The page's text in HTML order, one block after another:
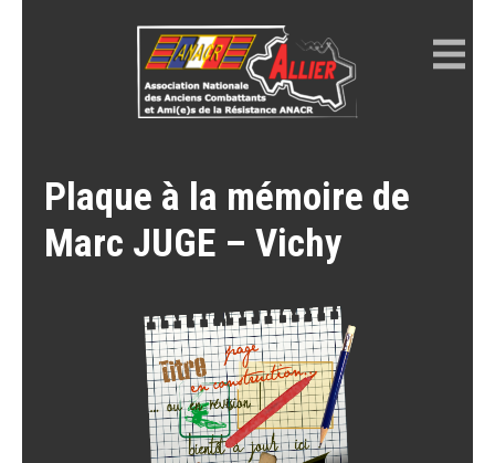
Plaque à la mémoire de
Marc JUGE – Vichy